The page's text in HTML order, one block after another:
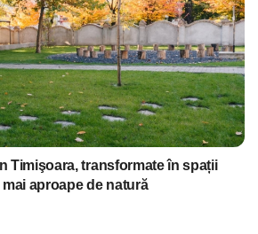
Timişoara, transformate în spații
aproape de natură